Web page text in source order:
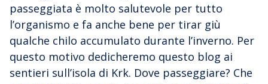
passeggiata è molto salutevole per tutto
l’organismo e fa anche bene per tirar giù
qualche chilo accumulato durante l’inverno. Per
questo motivo dedicheremo questo blog ai
sentieri sull’isola di Krk. Dove passeggiare? Che